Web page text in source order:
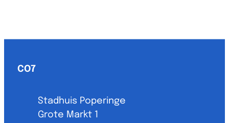
Contact & openingsuren
CO7
AdresStadhuis Poperinge
Grote Markt 1